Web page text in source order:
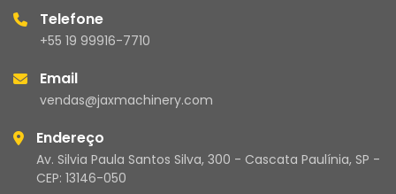
Telefone
+55 19 99916-7710
Email
vendas@jaxmachinery.com
Endereço
Av. Silvia Paula Santos Silva, 300 - Cascata Paulínia, SP -
CEP: 13146-050